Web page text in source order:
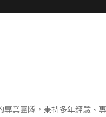
業團隊，秉持多年經驗、